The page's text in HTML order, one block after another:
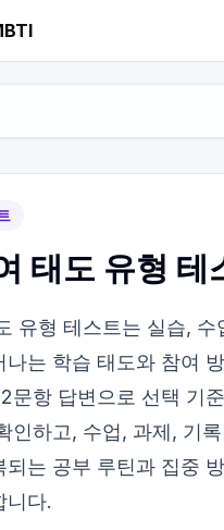
태도 유형 테
유형 테스트는 실습, 수
나는 학습 태도와 참여
문항 답변으로 선택 기
인하고, 수업, 과제, 기록
되는 공부 루틴과 집중
니다.